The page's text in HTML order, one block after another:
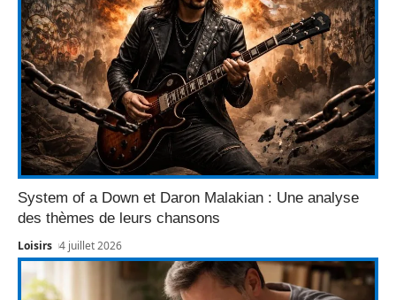
System of a Down et Daron Malakian : Une analyse
des thèmes de leurs chansons
Loisirs 4 juillet 2026